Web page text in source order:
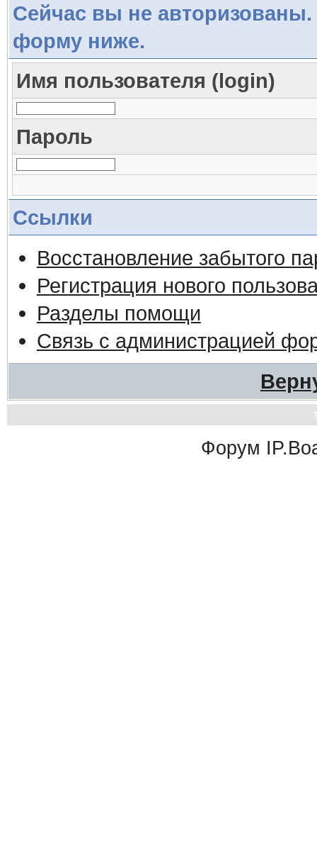
Сейчас вы не авторизованы.
форму ниже.
Имя пользователя (login)
Пароль
Ссылки
Восстановление забытого
Регистрация нового
Разделы помощи
Связь с администрацией
Форум